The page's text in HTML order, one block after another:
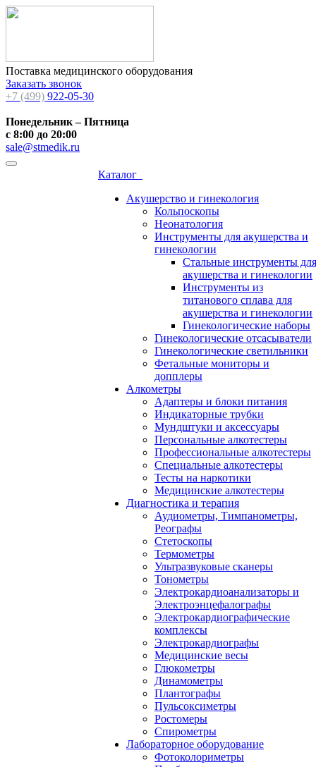
Поставка медицинского оборудования
Заказать звонок
+7 (499) 922-05-30
Понедельник – Пятница
с 8:00 до 20:00
sale@stmedik.ru
Каталог
Акушерство и гинекология
Кольпоскопы
Неонатология
Инструменты для акушерства и
гинекологии
Стальные инструменты для
акушерства и гинекологии
Инструменты из
титанового сплава для
акушерства и гинекологии
Гинекологические наборы
Гинекологические отсасыватели
Гинекологические светильники
Фетальные мониторы и
допплеры
Алкометры
Адаптеры и блоки питания
Индикаторные трубки
Мундштуки и аксессуары
Персональные алкотестеры
Профессиональные алкотестеры
Специальные алкотестеры
Тесты на наркотики
Медицинские алкотестеры
Диагностика и терапия
Аудиометры, Тимпанометры,
Реографы
Стетоскопы
Термометры
Ультразвуковые сканеры
Тонометры
Электрокардиоанализаторы и
Электроэнцефалографы
Электрокардиографические
комплексы
Электрокардиографы
Медицинские весы
Глюкометры
Динамометры
Плантографы
Пульсоксиметры
Ростомеры
Спирометры
Лабораторное оборудование
Фотоколориметры